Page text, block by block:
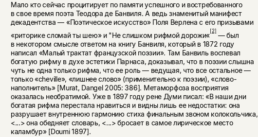
Мало кто сейчас процитирует по памяти успешного и востребованного
в свое время поэта Теодора де Банвиля. А ведь знаменитый манифест
декадентства — «Поэтическое искусство» Поля Верлена с его призывами
«риторике сломай ты шею» и "Не слишком рифмой дорожи«
[2]
— был
в некотором смысле ответом на книгу Банвиля, который в 1872 году
написал «Малый трактат французской поэзии». Там Банвиль воспевал
богатую рифму в духе эстетики Парнаса, доказывал, что в поэзии слышна
чуть не одна только рифма, что ее роль — ведущая, что все остальное —
только «cheville», «лишнее слово» (применительно к поэзии), «слово-
наполнитель» [Murat, Dangel 2005: 386]. Метаморфоза восприятия
оказалась необратимой. Уже в 1897 году рене Думи писал: «В наши дни
богатая рифма перестала нравиться и видны лишь ее недостатки: она
разрушает внутреннюю гармонию стиха финальным звоном колокольчика,
<...> она обедняет словарь, <...> бросает в самое лирическое место
каламбур» [Doumi 1897].